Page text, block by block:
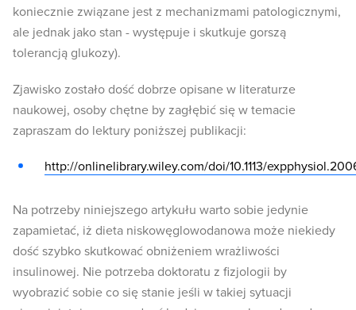
koniecznie związane jest z mechanizmami patologicznymi,
ale jednak jako stan - występuje i skutkuje gorszą
tolerancją glukozy).
Zjawisko zostało dość dobrze opisane w literaturze
naukowej, osoby chętne by zagłębić się w temacie
zapraszam do lektury poniższej publikacji:
http://onlinelibrary.wiley.com/doi/10.1113/
Na potrzeby niniejszego artykułu warto sobie jedynie
zapamietać, iż dieta niskowęglowodanowa może niekiedy
dość szybko skutkować obniżeniem wrażliwości
insulinowej. Nie potrzeba doktoratu z fizjologii by
wyobrazić sobie co się stanie jeśli w takiej sytuacji